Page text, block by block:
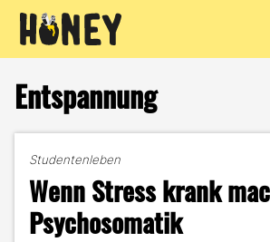
Inhalt
springen
Entspannung
Studentenleben
Wenn Stress krank
Psychosomatik